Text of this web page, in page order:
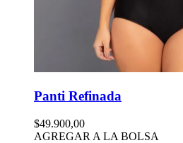
Panti Refinada
$49.900,00
AGREGAR A LA BOLSA